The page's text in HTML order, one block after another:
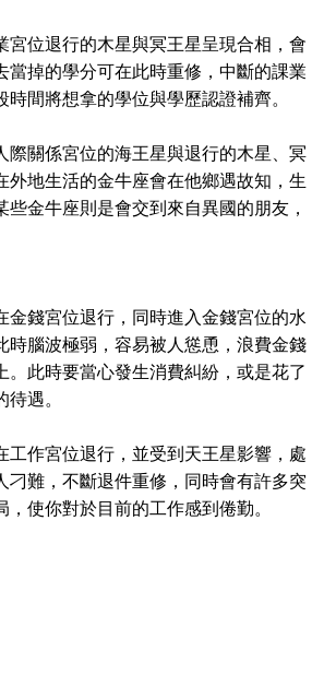
宮位退行的木星與冥王星呈現合相，會
當掉的學分可在此時重修，中斷的課業
時間將想拿的學位與學歷認證補齊。
際關係宮位的海王星與退行的木星、冥
外地生活的金牛座會在他鄉遇故知，生
些金牛座則是會交到來自異國的朋友，
金錢宮位退行，同時進入金錢宮位的水
時腦波極弱，容易被人慫恿，浪費金錢
。此時要當心發生消費糾紛，或是花了
遇。
工作宮位退行，並受到天王星影響，處
刁難，不斷退件重修，同時會有許多突
使你對於目前的工作感到倦勤。